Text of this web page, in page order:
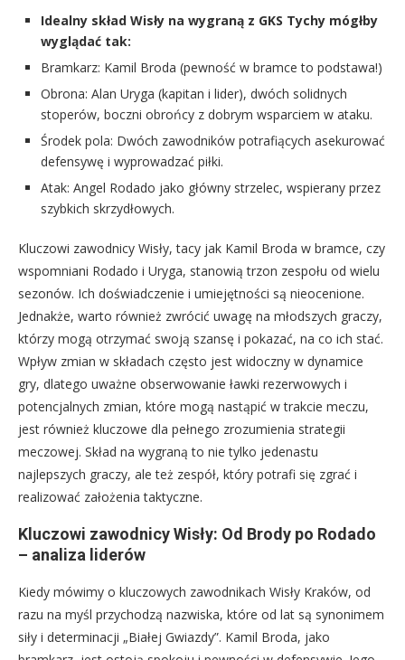
Idealny skład Wisły na wygraną z GKS Tychy mógłby
wyglądać tak:
Bramkarz: Kamil Broda (pewność w bramce to podstawa!)
Obrona: Alan Uryga (kapitan i lider), dwóch solidnych
stoperów, boczni obrońcy z dobrym wsparciem w ataku.
Środek pola: Dwóch zawodników potrafiących asekurować
defensywę i wyprowadzać piłki.
Atak: Angel Rodado jako główny strzelec, wspierany przez
szybkich skrzydłowych.
Kluczowi zawodnicy Wisły, tacy jak Kamil Broda w bramce, czy
wspomniani Rodado i Uryga, stanowią trzon zespołu od wielu
sezonów. Ich doświadczenie i umiejętności są nieocenione.
Jednakże, warto również zwrócić uwagę na młodszych graczy,
którzy mogą otrzymać swoją szansę i pokazać, na co ich stać.
Wpływ zmian w składach często jest widoczny w dynamice
gry, dlatego uważne obserwowanie ławki rezerwowych i
potencjalnych zmian, które mogą nastąpić w trakcie meczu,
jest również kluczowe dla pełnego zrozumienia strategii
meczowej. Skład na wygraną to nie tylko jedenastu
najlepszych graczy, ale też zespół, który potrafi się zgrać i
realizować założenia taktyczne.
Kluczowi zawodnicy Wisły: Od Brody po Rodado
– analiza liderów
Kiedy mówimy o kluczowych zawodnikach Wisły Kraków, od
razu na myśl przychodzą nazwiska, które od lat są synonimem
siły i determinacji „Białej Gwiazdy”. Kamil Broda, jako